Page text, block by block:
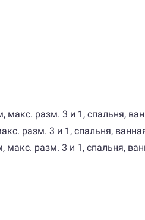
макс. разм. 3 и 1, спальня,
разм. 3 и 1, спальня,
макс. разм. 3 и 1, спальня,